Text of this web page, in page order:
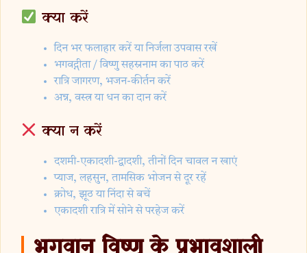
क्या करें
दिन भर फलाहार करें या निर्जला उपवास रखें
भगवद्गीता / विष्णु सहस्रनाम का पाठ करें
रात्रि जागरण, भजन-कीर्तन करें
अन्न, वस्त्र या धन का दान करें
क्या न करें
दशमी-एकादशी-द्वादशी, तीनों दिन चावल न खाएं
प्याज, लहसुन, तामसिक भोजन से दूर रहें
क्रोध, झूठ या निंदा से बचें
एकादशी रात्रि में सोने से परहेज करें